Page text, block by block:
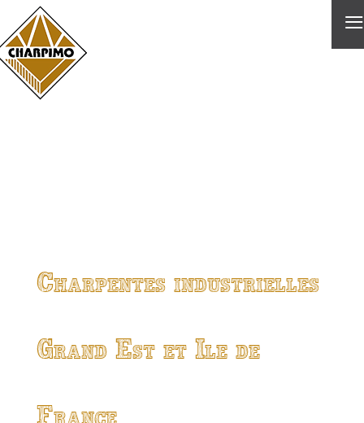
≡
Charpentes industrielles
Grand Est et Ile de
France